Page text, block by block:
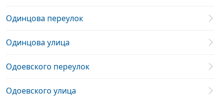
Одинцова переулок
Одинцова улица
Одоевского переулок
Одоевского улица